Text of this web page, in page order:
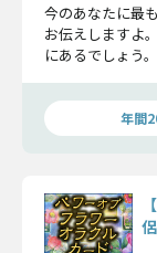
今のあなたに最
お伝えしますよ
にあるでしょう。
年間